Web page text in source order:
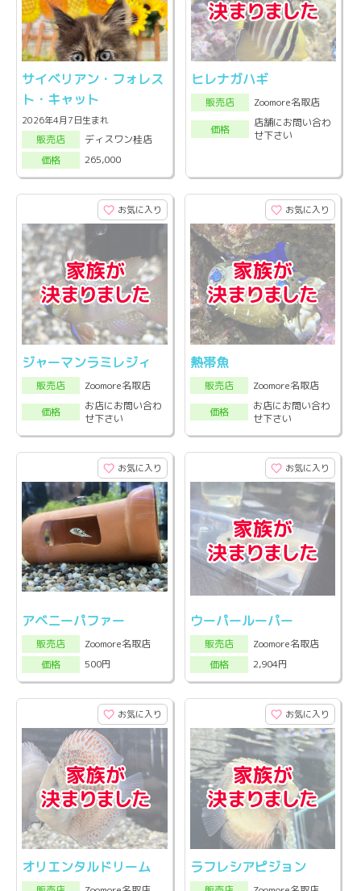
サイベリアン・フォレス
ト・キャット
2026年4月7日生まれ
販売店
ディスワン桂店
価格
265,000
ヒレナガハギ
販売店
Zoomore名取店
価格
店舗にお問い合わ
せ下さい
お気に入り
ジャーマンラミレジィ
販売店
Zoomore名取店
価格
お店にお問い合わ
せ下さい
お気に入り
熱帯魚
販売店
Zoomore名取店
価格
お店にお問い合わ
せ下さい
お気に入り
アベニーパファー
販売店
Zoomore名取店
価格
500円
お気に入り
ウーパールーパー
販売店
Zoomore名取店
価格
2,904円
お気に入り
オリエンタルドリーム
お気に入り
ラフレシアピジョン